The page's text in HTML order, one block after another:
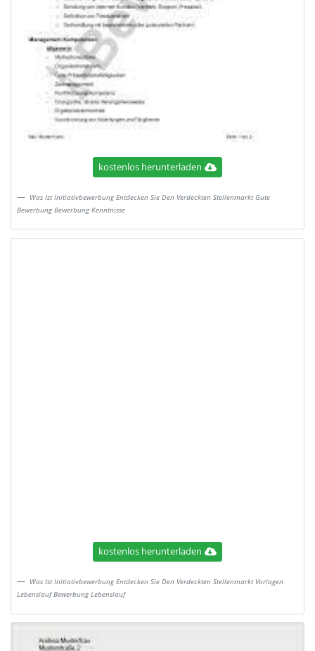
kostenlos herunterladen
Was Ist Initiativbewerbung Entdecken Sie Den Verdeckten Stellenmarkt Gute
Bewerbung Bewerbung Kenntnisse
kostenlos herunterladen
Was Ist Initiativbewerbung Entdecken Sie Den Verdeckten Stellenmarkt Vorlagen
Lebenslauf Bewerbung Lebenslauf